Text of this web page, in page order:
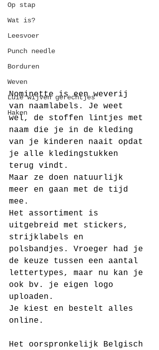
Op stap
Wat is?
Leesvoer
Punch needle
Borduren
Weven
Luie wijven gerechtjes
Haken
Nominette is een weverij
van naamlabels. Je weet
wel, de stoffen lintjes met
naam die je in de kleding
van je kinderen naait opdat
je alle kledingstukken
terug vindt.
Maar ze doen natuurlijk
meer en gaan met de tijd
mee.
Het assortiment is
uitgebreid met stickers,
strijklabels en
polsbandjes. Vroeger had je
de keuze tussen een aantal
lettertypes, maar nu kan je
ook bv. je eigen logo
uploaden.
Je kiest en bestelt alles
online.
Het oorspronkelijk Belgisch